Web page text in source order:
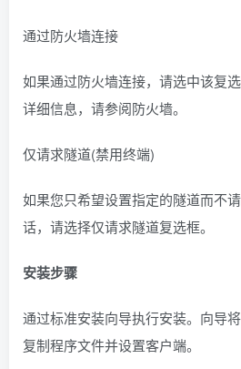
通过防火墙连接
如果通过防火墙连接，请选中该复
详细信息，请参阅防火墙。
仅请求隧道(禁用终端)
如果您只希望设置指定的隧道而不
话，请选择仅请求隧道复选框。
安装步骤
通过标准安装向导执行安装。向导
复制程序文件并设置客户端。